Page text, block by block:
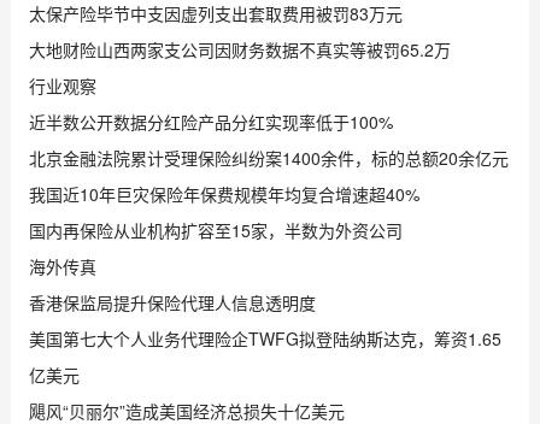
太保产险毕节中支因虚列支出套取费用被罚83万元
大地财险山西两家支公司因财务数据不真实等被罚65.2万
行业观察
近半数公开数据分红险产品分红实现率低于100%
北京金融法院累计受理保险纠纷案1400余件，标的总额20余亿元
我国近10年巨灾保险年保费规模年均复合增速超40%
国内再保险从业机构扩容至15家，半数为外资公司
海外传真
香港保监局提升保险代理人信息透明度
美国第七大个人业务代理险企TWFG拟登陆纳斯达克，筹资1.65
亿美元
飓风“贝丽尔”造成美国经济总损失十亿美元